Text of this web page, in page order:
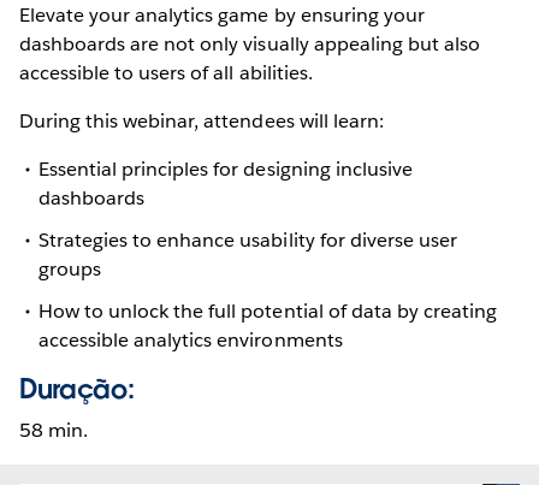
Elevate your analytics game by ensuring your
dashboards are not only visually appealing but also
accessible to users of all abilities.
During this webinar, attendees will learn:
Essential principles for designing inclusive
dashboards
Strategies to enhance usability for diverse user
groups
How to unlock the full potential of data by creating
accessible analytics environments
Duração:
58 min.